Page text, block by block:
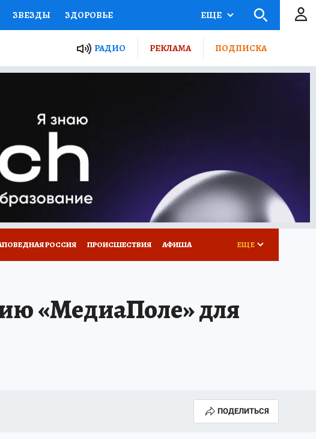
ЗВЕЗДЫ ЗДОРОВЬЕ
ПРОЕКТЫ РОССИИ
СЕКРЕТЫ ПУТЕВОДИТЕЛЬ
ГИД ПОТРЕБИТЕЛЯ
ЕЩЕ
РАДИО РЕКЛАМА ПОДПИСКА
РОССИЯ ПРОИСШЕСТВИЯ АФИША ЕЩЕ
«МедиаПоле» для
ПОДЕЛИТЬСЯ